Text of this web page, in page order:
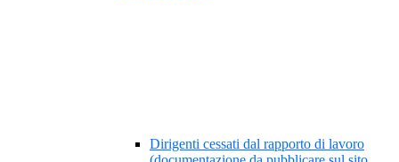
Dirigenti cessati dal rapporto di lavoro